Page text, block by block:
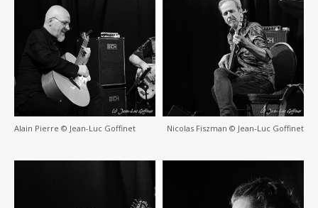
Alain Pierre © Jean-Luc Goffinet Nicolas Fiszman © Jean-Luc Goffinet